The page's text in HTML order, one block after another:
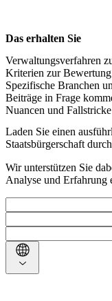
Das erhalten Sie
Verwaltungsverfahren
Kriterien zur
Spezifische Branchen
Beiträge in Frage
Nuancen und Fallstricke
Laden Sie einen
Staatsbürgerschaft
Wir unterstützen Sie
Analyse und Erfahrung